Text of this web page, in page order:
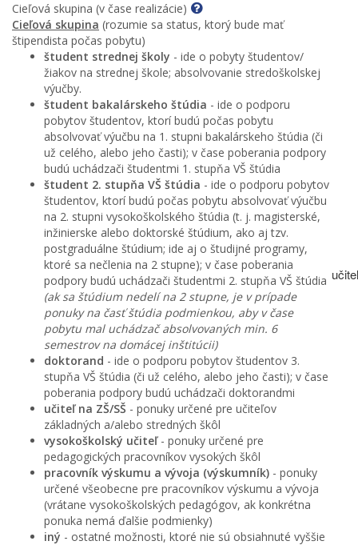
Cieľová skupina (v čase realizácie)
Cieľová skupina (rozumie sa status, ktorý bude mať
štipendista počas pobytu)
študent strednej školy - ide o pobyty študentov/
žiakov na strednej škole; absolvovanie stredoškolskej
výučby.
študent bakalárskeho štúdia - ide o podporu
pobytov študentov, ktorí budú počas pobytu
absolvovať výučbu na 1. stupni bakalárskeho štúdia (či
už celého, alebo jeho časti); v čase poberania podpory
budú uchádzači študentmi 1. stupňa VŠ štúdia
študent 2. stupňa VŠ štúdia - ide o podporu pobytov
študentov, ktorí budú počas pobytu absolvovať výučbu
na 2. stupni vysokoškolského štúdia (t. j. magisterské,
inžinierske alebo doktorské štúdium, ako aj tzv.
postgraduálne štúdium; ide aj o študijné programy,
ktoré sa nečlenia na 2 stupne); v čase poberania
podpory budú uchádzači študentmi 2. stupňa VŠ štúdia
(ak sa štúdium nedelí na 2 stupne, je v prípade
ponuky na časť štúdia podmienkou, aby v čase
pobytu mal uchádzač absolvovaných min. 6
semestrov na domácej inštitúcii)
doktorand - ide o podporu pobytov študentov 3.
stupňa VŠ štúdia (či už celého, alebo jeho časti); v čase
poberania podpory budú uchádzači doktorandmi
učiteľ na ZŠ/SŠ - ponuky určené pre učiteľov
základných a/alebo stredných škôl
vysokoškolský učiteľ- ponuky určené pre
pedagogických pracovníkov vysokých škôl
pracovník výskumu a vývoja (výskumník) - ponuky
určené všeobecne pre pracovníkov výskumu a vývoja
(vrátane vysokoškolských pedagógov, ak konkrétna
ponuka nemá ďalšie podmienky)
iný - ostatné možnosti, ktoré nie sú obsiahnuté vyššie